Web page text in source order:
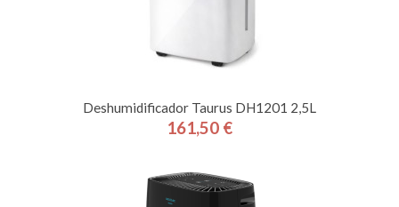
Deshumidificador Taurus DH1201 2,5L
Precio
161,50 €